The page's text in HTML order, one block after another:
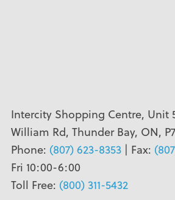
Intercity Shopping Centre, Unit
William Rd, Thunder Bay, ON,
Phone: (807) 623-8353| Fax:
Fri 10:00-6:00
Toll Free: (800) 311-5432